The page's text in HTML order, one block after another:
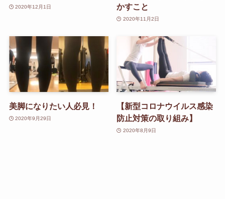
2020年12月1日
かすこと
2020年11月2日
美脚になりたい人必見！
2020年9月29日
【新型コロナウイルス感染
防止対策の取り組み】
2020年8月9日